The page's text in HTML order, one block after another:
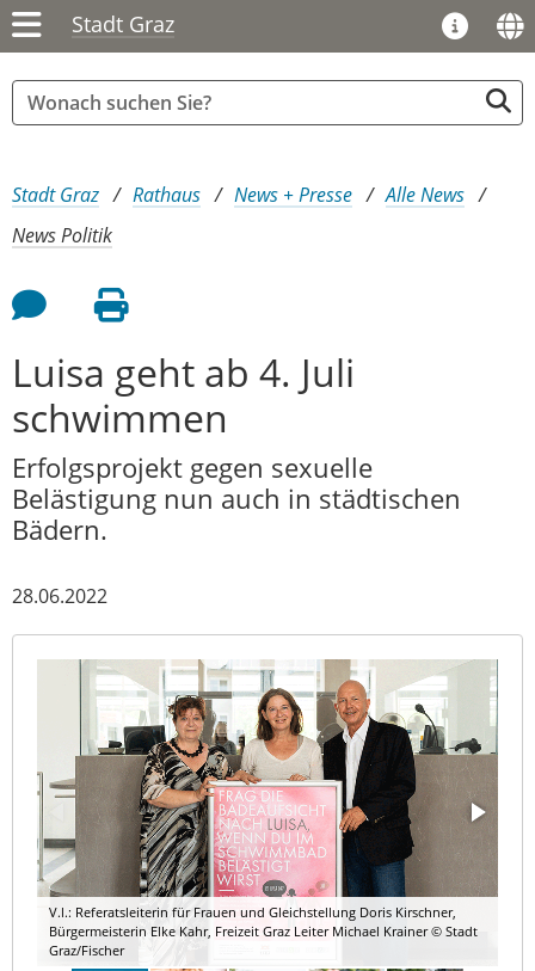
Stadt Graz
Sie sind hier:
Stadt Graz Rathaus News + Presse
Alle News
News Politik
Feedback an Autor
Seite drucken
Luisa geht ab 4. Juli
schwimmen
Erfolgsprojekt gegen sexuelle
Belästigung nun auch in städtischen
Bädern.
28.06.2022
V.l.: Referatsleiterin für Frauen und Gleichstellung Doris Kirschner,
Bürgermeisterin Elke Kahr, Freizeit Graz Leiter Michael Krainer © Stadt
Graz/Fischer